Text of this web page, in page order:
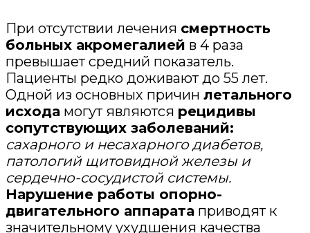
При отсутствии лечения смертность
больных акромегалией в 4 раза
превышает средний показатель.
Пациенты редко доживают до 55 лет.
Одной из основных причин летального
исхода могут являются рецидивы
сопутствующих заболеваний:
сахарного и несахарного диабетов,
патологий щитовидной железы и
сердечно-сосудистой системы.
Нарушение работы опорно-
двигательного аппарата приводят к
значительному ухудшения качества